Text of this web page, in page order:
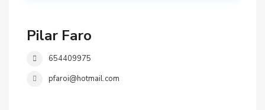
Pilar Faro
654409975
pfaroi@hotmail.com